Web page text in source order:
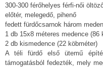
300-300 férőhelyes férfi-női
előtér, melegedő, pihenő
fedett fürdőcsarnok három
1 db 15x8 méteres medence (86
2 db kismedence (22 köbméter)
A téli fürdő első ütemű
támogatásból fedezték, mely